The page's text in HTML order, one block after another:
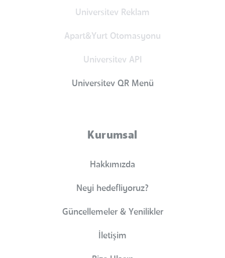
Universitev Reklam
Apart&Yurt Otomasyonu
Universitev API
Universitev QR Menü
Kurumsal
Hakkımızda
Neyi hedefliyoruz?
Güncellemeler & Yenilikler
İletişim